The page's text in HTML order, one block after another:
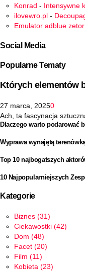
Konrad - Intensywne
ilovewro.pl -
Emulator adblue zetor
Social Media
Popularne Tematy
Których elementów
27 marca, 20250
Ach, ta fascynacja
Dlaczego warto podarować
Wyprawa wynajętą
Top 10 najbogatszych
10 Najpopularniejszych
Kategorie
Biznes (31)
Ciekawostki (42)
Dom (48)
Facet (20)
Film (11)
Kobieta (23)